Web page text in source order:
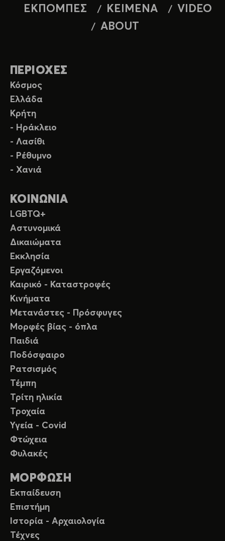
ΕΚΠΟΜΠΕΣ ΚΕΙΜΕΝΑ
VIDEO
ABOUT
ΠΕΡΙΟΧΕΣ
Κόσμος
Ελλάδα
Κρήτη
- Ηράκλειο
- Λασίθι
- Ρέθυμνο
- Χανιά
ΚΟΙΝΩΝΙΑ
LGBTQ+
Αστυνομικά
Δικαιώματα
Εκκλησία
Εργαζόμενοι
Καιρικό - Καταστροφές
Κινήματα
Μετανάστες - Πρόσφυγες
Μορφές βίας - όπλα
Παιδιά
Ποδόσφαιρο
Ρατσισμός
Τέμπη
Τρίτη ηλικία
Τροχαία
Υγεία - Covid
Φτώχεια
Φυλακές
ΜΟΡΦΩΣΗ
Εκπαίδευση
Επιστήμη
Ιστορία - Αρχαιολογία
Τέχνες